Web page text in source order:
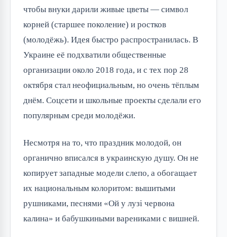
чтобы внуки дарили живые цветы — символ
корней (старшее поколение) и ростков
(молодёжь). Идея быстро распространилась. В
Украине её подхватили общественные
организации около 2018 года, и с тех пор 28
октября стал неофициальным, но очень тёплым
днём. Соцсети и школьные проекты сделали его
популярным среди молодёжи.
Несмотря на то, что праздник молодой, он
органично вписался в украинскую душу. Он не
копирует западные модели слепо, а обогащает
их национальным колоритом: вышитыми
рушниками, песнями «Ой у лузі червона
калина» и бабушкиными варениками с вишней.